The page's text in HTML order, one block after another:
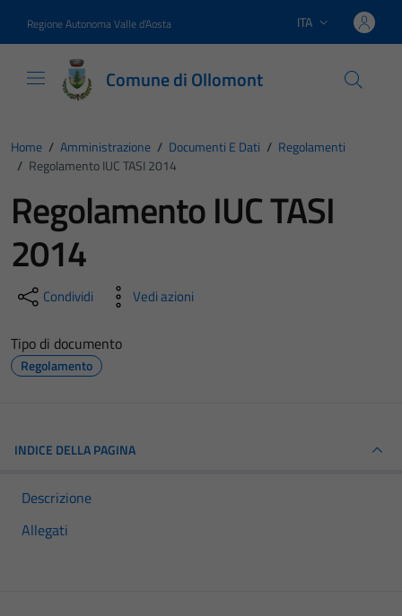
Regione Autonoma Valle d'Aosta Lingua attiva:
ITA
Comune di Ollomont
Home / Amministrazione / Documenti E Dati / Regolamenti
/ Regolamento IUC TASI 2014
Regolamento IUC TASI
2014
Condividi Vedi azioni
Tipo di documento
Regolamento
INDICE DELLA PAGINA
Descrizione
Allegati